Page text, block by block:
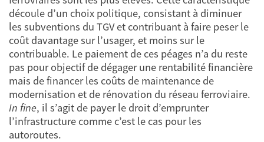
découle d’un choix politique, consistant à diminuer
les subventions du TGV et contribuant à faire peser le
coût davantage sur l’usager, et moins sur le
contribuable. Le paiement de ces péages n’a du reste
pas pour objectif de dégager une rentabilité financière
mais de financer les coûts de maintenance de
modernisation et de rénovation du réseau ferroviaire.
In fine, il s’agit de payer le droit d’emprunter
l’infrastructure comme c’est le cas pour les
autoroutes.